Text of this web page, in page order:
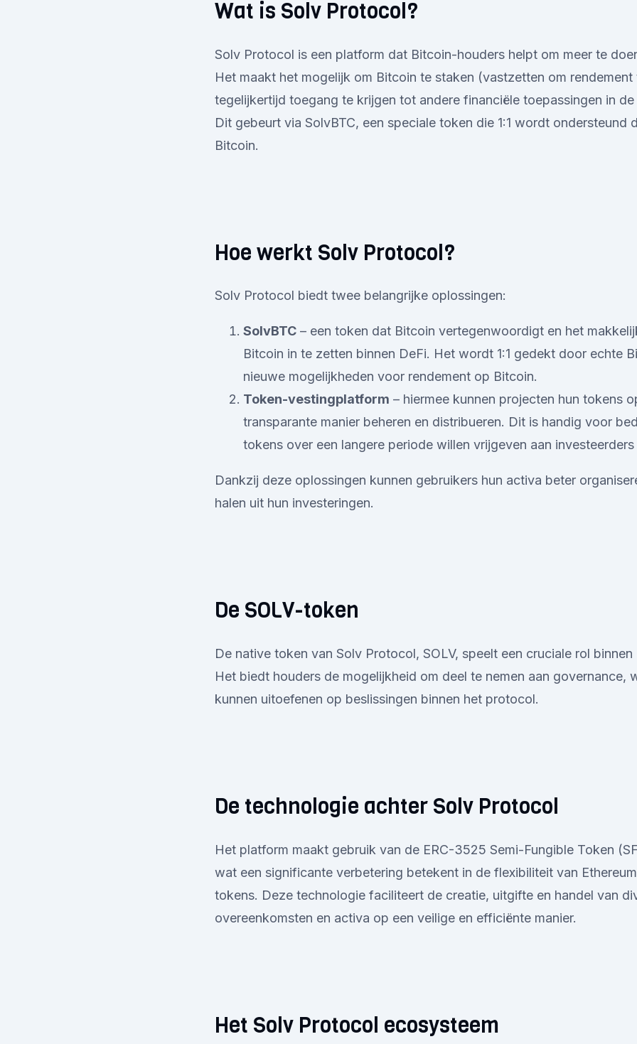
Wat is Solv Protocol?
Solv Protocol is een platform dat Bitcoin-houders helpt om meer te
Het maakt het mogelijk om Bitcoin te staken (vastzetten om rendement
tegelijkertijd toegang te krijgen tot andere financiële toepassingen in
Dit gebeurt via SolvBTC, een speciale token die 1:1 wordt ondersteund
Bitcoin.
Hoe werkt Solv Protocol?
Solv Protocol biedt twee belangrijke oplossingen:
SolvBTC – een token dat Bitcoin vertegenwoordigt en het
Bitcoin in te zetten binnen DeFi. Het wordt 1:1 gedekt door echte
nieuwe mogelijkheden voor rendement op Bitcoin.
Token-vestingplatform – hiermee kunnen projecten hun tokens
transparante manier beheren en distribueren. Dit is handig voor
tokens over een langere periode willen vrijgeven aan
Dankzij deze oplossingen kunnen gebruikers hun activa beter
halen uit hun investeringen.
De SOLV-token
De native token van Solv Protocol, SOLV, speelt een cruciale rol
Het biedt houders de mogelijkheid om deel te nemen aan governance,
kunnen uitoefenen op beslissingen binnen het protocol.
De technologie achter Solv Protocol
Het platform maakt gebruik van de ERC-3525 Semi-Fungible Token
wat een significante verbetering betekent in de flexibiliteit van
tokens. Deze technologie faciliteert de creatie, uitgifte en handel van
overeenkomsten en activa op een veilige en efficiënte manier.
Het Solv Protocol ecosysteem